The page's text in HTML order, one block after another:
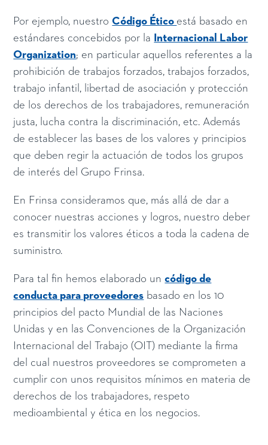
Por ejemplo, nuestro Código Ético está basado en
estándares concebidos por la
Internacional Labor
Organization; en particular aquellos referentes a la
prohibición de trabajos forzados, trabajos forzados,
trabajo infantil, libertad de asociación y protección
de los derechos de los trabajadores, remuneración
justa, lucha contra la discriminación, etc. Además
de establecer las bases de los valores y principios
que deben regir la actuación de todos los grupos
de interés del Grupo Frinsa.
En Frinsa consideramos que, más allá de dar a
conocer nuestras acciones y logros, nuestro deber
es transmitir los valores éticos a toda la cadena de
suministro.
Para tal fin hemos elaborado uncódigo de
conducta para proveedores basado en los 10
principios del pacto Mundial de las Naciones
Unidas y en las Convenciones de la Organización
Internacional del Trabajo (OIT) mediante la firma
del cual nuestros proveedores se comprometen a
cumplir con unos requisitos mínimos en materia de
derechos de los trabajadores, respeto
medioambiental y ética en los negocios.